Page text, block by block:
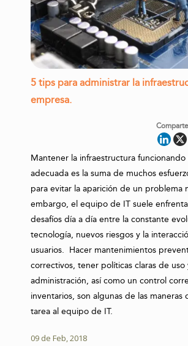
5 tips para administrar la
empresa.
Mantener la infraestructura
adecuada es la suma de muchos
para evitar la aparición de un problema
embargo, el equipo de IT suele
desafíos día a día entre la constante
tecnología, nuevos riesgos y la
usuarios. Hacer mantenimientos
correctivos, tener políticas claras de uso
administración, así como un control
inventarios, son algunas de las maneras
tarea al equipo de IT.
09 de Feb, 2018